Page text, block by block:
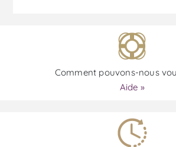
Comment pouvons-nous
Aide »